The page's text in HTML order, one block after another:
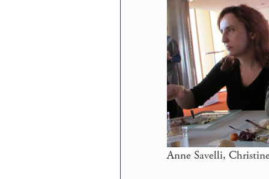
Anne Savelli,